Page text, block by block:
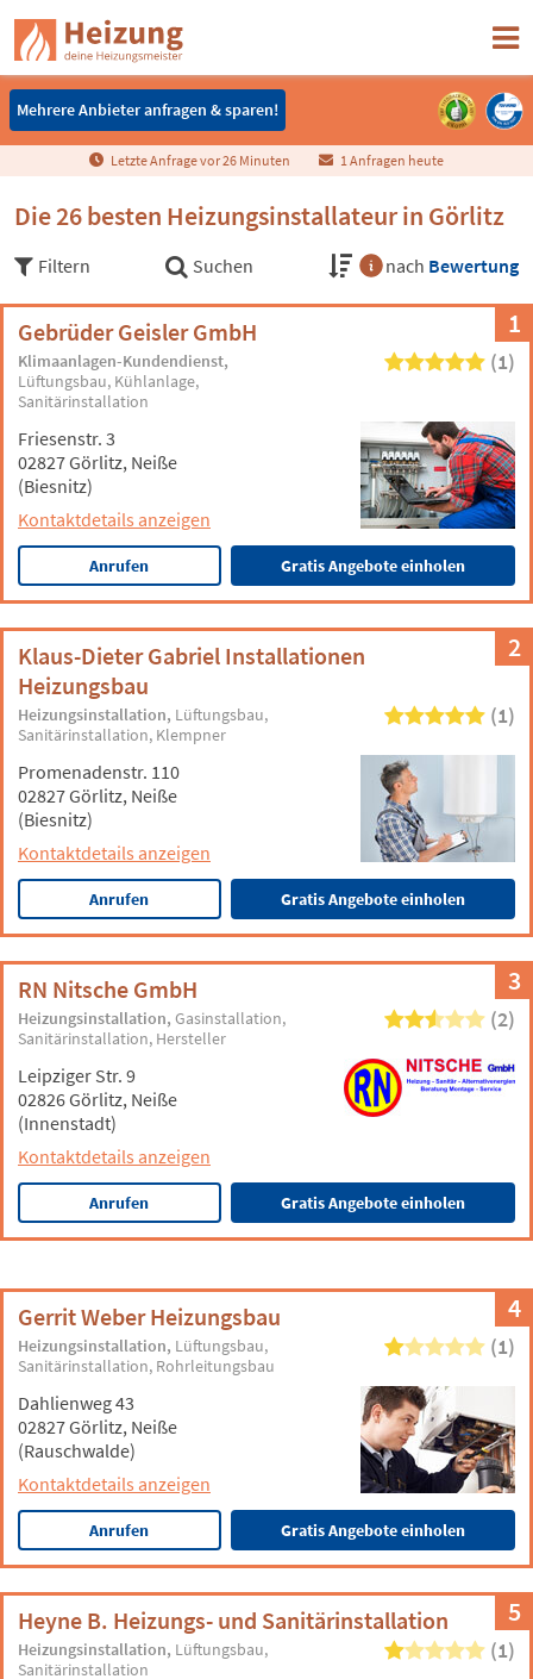
Mehrere Anbieter anfragen & sparen!
Mehrere Anbieter anfragen & sparen!
Letzte Anfrage vor26 Minuten 1 Anfragen heute
Die 26 besten Heizungsinstallateur in Görlitz
Filtern Suchen nach Bewertung
1
Gebrüder Geisler GmbH
Klimaanlagen-Kundendienst
Lüftungsbau Kühlanlage
Sanitärinstallation
(1)
Friesenstr. 3
02827 Görlitz, Neiße
(Biesnitz)
Kontaktdetails anzeigen
Anrufen Gratis Angebote einholen
2
Klaus-Dieter Gabriel Installationen
Heizungsbau
Heizungsinstallation Lüftungsbau
Sanitärinstallation Klempner
(1)
Promenadenstr. 110
02827 Görlitz, Neiße
(Biesnitz)
Kontaktdetails anzeigen
Anrufen Gratis Angebote einholen
3
RN Nitsche GmbH
Heizungsinstallation Gasinstallation
Sanitärinstallation Hersteller
(2)
Leipziger Str. 9
02826 Görlitz, Neiße
(Innenstadt)
Kontaktdetails anzeigen
Anrufen Gratis Angebote einholen
4
Gerrit Weber Heizungsbau
Heizungsinstallation Lüftungsbau
Sanitärinstallation Rohrleitungsbau
(1)
Dahlienweg 43
02827 Görlitz, Neiße
(Rauschwalde)
Kontaktdetails anzeigen
Anrufen Gratis Angebote einholen
5
Heyne B. Heizungs- und Sanitärinstallation
Heizungsinstallation Lüftungsbau
Sanitärinstallation
(1)